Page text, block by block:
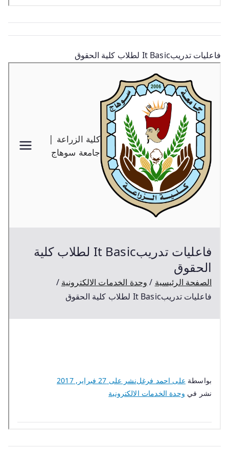
فاعليات تدريبIt Basic لطلاب كلية الحقوق